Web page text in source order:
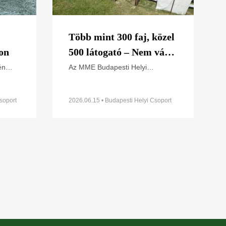
Több mint 300 faj, közel
500 látogató – Nem várt
sikerrel zárult a
1. Élővilág Napja a
Az MME Budapesti Helyi
megépítését Budapest XVI.
2026.06.15 • Budapesti Helyi Csoport